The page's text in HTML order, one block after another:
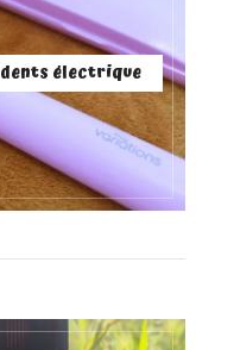
électrique